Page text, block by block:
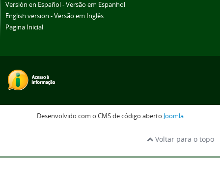
Versión en Español - Versão em Espanhol
English version - Versão em Inglês
Pagina Inicial
Desenvolvido com o CMS de código aberto Joomla
Voltar para o topo